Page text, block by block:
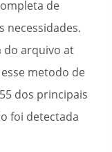
de
necessidades.
do arquivo at
metodo de
dos principais
foi detectada